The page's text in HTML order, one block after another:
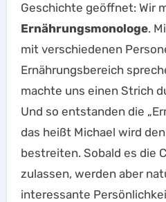
Geschichte geöffnet: Wir
Ernährungsmonologe.
mit verschiedenen
Ernährungsbereich
machte uns einen Strich
Und so entstanden die
das heißt Michael wird
bestreiten. Sobald es die
zulassen, werden aber
interessante